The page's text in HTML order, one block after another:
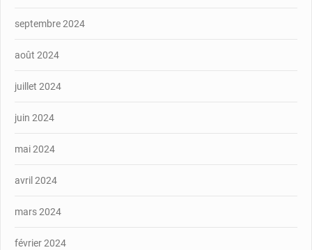
septembre 2024
août 2024
juillet 2024
juin 2024
mai 2024
avril 2024
mars 2024
février 2024